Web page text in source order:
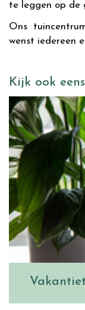
te leggen op de
Ons
wenst iedereen
Kijk ook